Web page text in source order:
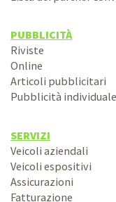
PUBBLICITÀ
Riviste
Online
Articoli pubblicitari
Pubblicità individuale
SERVIZI
Veicoli aziendali
Veicoli espositivi
Assicurazioni
Fatturazione